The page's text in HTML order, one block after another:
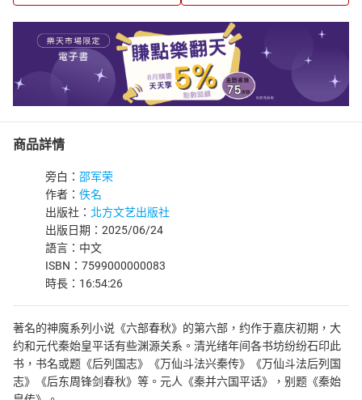
商品詳情
旁白： 邵军荣
作者： 佚名
出版社： 北方文艺出版社
出版日期：2025/06/24
語言：中文
ISBN：7599000000083
時長：16:54:26
著名的神魔系列小说《六部春秋》的第六部，约作于嘉庆初期，大
约和元代秦始皇平话有些渊源关系。清光绪年间各书坊纷纷石印此
书，书名或题《后列国志》《万仙斗法兴秦传》《万仙斗法后列国
志》《后东周锋剑春秋》等。元人《秦并六国平话》，别题《秦始